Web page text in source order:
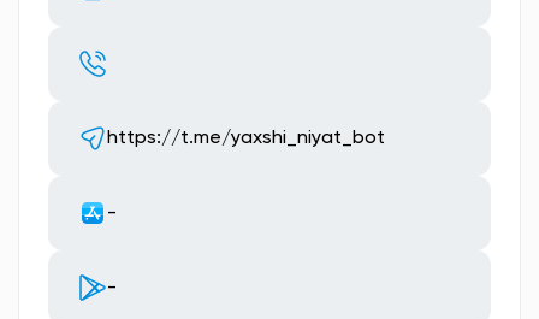
https://t.me/yaxshi_niyat_bot
-
-